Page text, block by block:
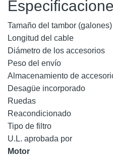
Tamaño del tambor (galones)
Longitud del cable
Diámetro de los accesorios
Peso del envío
Almacenamiento de
Desagüe incorporado
Ruedas
Reacondicionado
Tipo de filtro
U.L. aprobada por
Motor